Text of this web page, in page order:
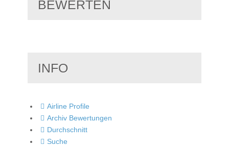
BEWERTEN
INFO
Airline Profile
Archiv Bewertungen
Durchschnitt
Suche